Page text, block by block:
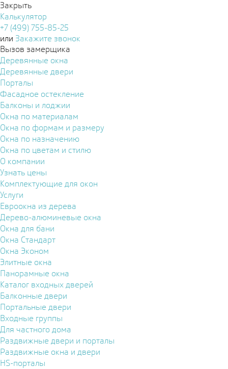
Закрыть
Калькулятор
+7 (499) 755-85-25
или Закажите звонок
Вызов замерщика
Деревянные окна
Деревянные двери
Порталы
Фасадное остекление
Балконы и лоджии
Окна по материалам
Окна по формам и размеру
Окна по назначению
Окна по цветам и стилю
О компании
Узнать цены
Комплектующие для окон
Услуги
Евроокна из дерева
Дерево-алюминевые окна
Окна для бани
Окна Стандарт
Окна Эконом
Элитные окна
Панорамные окна
Каталог входных дверей
Балконные двери
Портальные двери
Входные группы
Для частного дома
Раздвижные двери и порталы
Раздвижные окна и двери
HS-порталы